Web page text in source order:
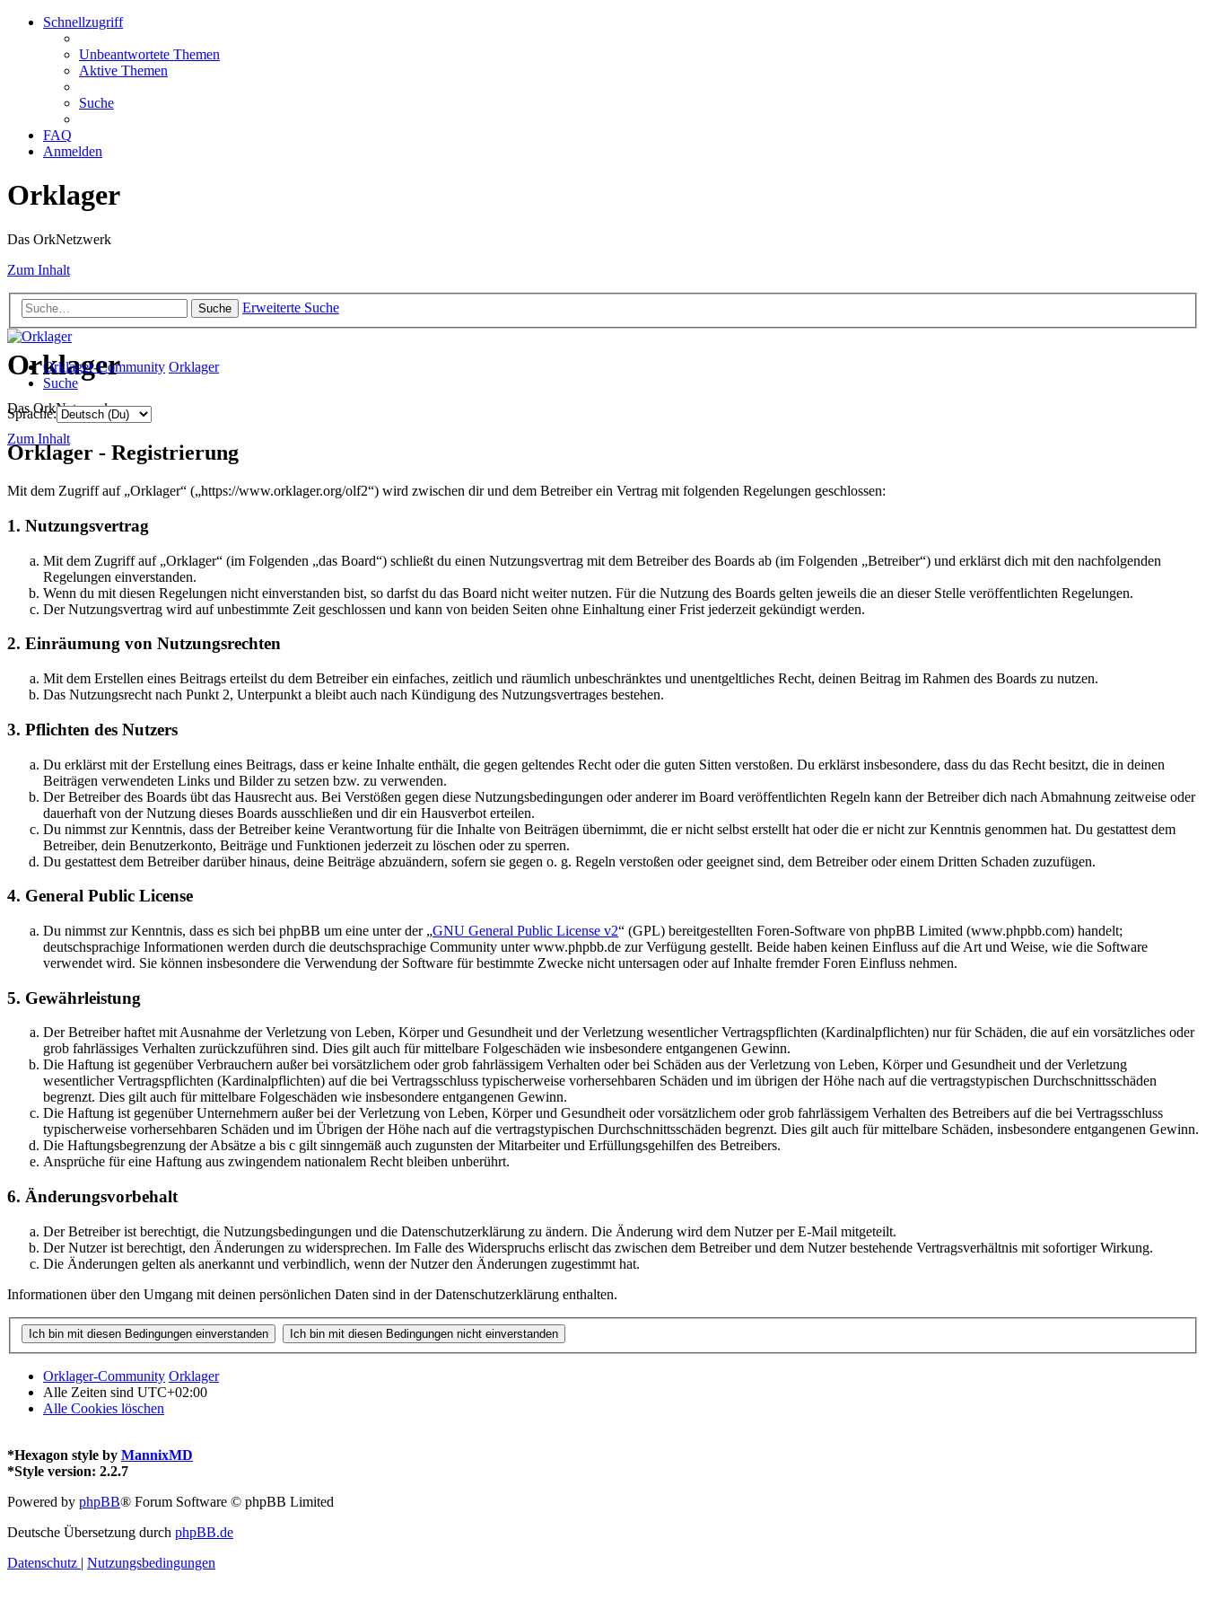
Schnellzugriff
Unbeantwortete Themen
Aktive Themen
Suche
FAQ
Anmelden
Orklager
Das OrkNetzwerk
Zum Inhalt
Suche Erweiterte Suche
Orklager
Das OrkNetzwerk
Zum Inhalt
Orklager-Community Orklager
Suche
Sprache:
Orklager - Registrierung
Mit dem Zugriff auf „Orklager“ („https://www.orklager.org/olf2“) wird zwischen dir und dem Betreiber ein Vertrag mit folgenden Regelungen geschlossen:
1. Nutzungsvertrag
Mit dem Zugriff auf „Orklager“ (im Folgenden „das Board“) schließt du einen Nutzungsvertrag mit dem Betreiber des Boards ab (im Folgenden „Betreiber“) und erklärst dich mit den nachfolgenden
Regelungen einverstanden.
Wenn du mit diesen Regelungen nicht einverstanden bist, so darfst du das Board nicht weiter nutzen. Für die Nutzung des Boards gelten jeweils die an dieser Stelle veröffentlichten Regelungen.
Der Nutzungsvertrag wird auf unbestimmte Zeit geschlossen und kann von beiden Seiten ohne Einhaltung einer Frist jederzeit gekündigt werden.
2. Einräumung von Nutzungsrechten
Mit dem Erstellen eines Beitrags erteilst du dem Betreiber ein einfaches, zeitlich und räumlich unbeschränktes und unentgeltliches Recht, deinen Beitrag im Rahmen des Boards zu nutzen.
Das Nutzungsrecht nach Punkt 2, Unterpunkt a bleibt auch nach Kündigung des Nutzungsvertrages bestehen.
3. Pflichten des Nutzers
Du erklärst mit der Erstellung eines Beitrags, dass er keine Inhalte enthält, die gegen geltendes Recht oder die guten Sitten verstoßen. Du erklärst insbesondere, dass du das Recht besitzt, die in deinen
Beiträgen verwendeten Links und Bilder zu setzen bzw. zu verwenden.
Der Betreiber des Boards übt das Hausrecht aus. Bei Verstößen gegen diese Nutzungsbedingungen oder anderer im Board veröffentlichten Regeln kann der Betreiber dich nach Abmahnung zeitweise oder
dauerhaft von der Nutzung dieses Boards ausschließen und dir ein Hausverbot erteilen.
Du nimmst zur Kenntnis, dass der Betreiber keine Verantwortung für die Inhalte von Beiträgen übernimmt, die er nicht selbst erstellt hat oder die er nicht zur Kenntnis genommen hat. Du gestattest dem
Betreiber, dein Benutzerkonto, Beiträge und Funktionen jederzeit zu löschen oder zu sperren.
Du gestattest dem Betreiber darüber hinaus, deine Beiträge abzuändern, sofern sie gegen o. g. Regeln verstoßen oder geeignet sind, dem Betreiber oder einem Dritten Schaden zuzufügen.
4. General Public License
Du nimmst zur Kenntnis, dass es sich bei phpBB um eine unter der „GNU General Public License v2“ (GPL) bereitgestellten Foren-Software von phpBB Limited (www.phpbb.com) handelt;
deutschsprachige Informationen werden durch die deutschsprachige Community unter www.phpbb.de zur Verfügung gestellt. Beide haben keinen Einfluss auf die Art und Weise, wie die Software
verwendet wird. Sie können insbesondere die Verwendung der Software für bestimmte Zwecke nicht untersagen oder auf Inhalte fremder Foren Einfluss nehmen.
5. Gewährleistung
Der Betreiber haftet mit Ausnahme der Verletzung von Leben, Körper und Gesundheit und der Verletzung wesentlicher Vertragspflichten (Kardinalpflichten) nur für Schäden, die auf ein vorsätzliches oder
grob fahrlässiges Verhalten zurückzuführen sind. Dies gilt auch für mittelbare Folgeschäden wie insbesondere entgangenen Gewinn.
Die Haftung ist gegenüber Verbrauchern außer bei vorsätzlichem oder grob fahrlässigem Verhalten oder bei Schäden aus der Verletzung von Leben, Körper und Gesundheit und der Verletzung
wesentlicher Vertragspflichten (Kardinalpflichten) auf die bei Vertragsschluss typischerweise vorhersehbaren Schäden und im übrigen der Höhe nach auf die vertragstypischen Durchschnittsschäden
begrenzt. Dies gilt auch für mittelbare Folgeschäden wie insbesondere entgangenen Gewinn.
Die Haftung ist gegenüber Unternehmern außer bei der Verletzung von Leben, Körper und Gesundheit oder vorsätzlichem oder grob fahrlässigem Verhalten des Betreibers auf die bei Vertragsschluss
typischerweise vorhersehbaren Schäden und im Übrigen der Höhe nach auf die vertragstypischen Durchschnittsschäden begrenzt. Dies gilt auch für mittelbare Schäden, insbesondere entgangenen Gewinn.
Die Haftungsbegrenzung der Absätze a bis c gilt sinngemäß auch zugunsten der Mitarbeiter und Erfüllungsgehilfen des Betreibers.
Ansprüche für eine Haftung aus zwingendem nationalem Recht bleiben unberührt.
6. Änderungsvorbehalt
Der Betreiber ist berechtigt, die Nutzungsbedingungen und die Datenschutzerklärung zu ändern. Die Änderung wird dem Nutzer per E-Mail mitgeteilt.
Der Nutzer ist berechtigt, den Änderungen zu widersprechen. Im Falle des Widerspruchs erlischt das zwischen dem Betreiber und dem Nutzer bestehende Vertragsverhältnis mit sofortiger Wirkung.
Die Änderungen gelten als anerkannt und verbindlich, wenn der Nutzer den Änderungen zugestimmt hat.
Informationen über den Umgang mit deinen persönlichen Daten sind in der Datenschutzerklärung enthalten.
Orklager-Community Orklager
Alle Zeiten sind UTC+02:00
Alle Cookies löschen
*Hexagon style by MannixMD
*Style version: 2.2.7
Powered by phpBB® Forum Software © phpBB Limited
Deutsche Übersetzung durch phpBB.de
Datenschutz | Nutzungsbedingungen